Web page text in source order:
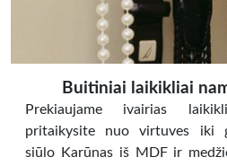
Buitiniai laikikliai
Prekiaujame ivairias
pritaikysite nuo virtuves iki
siūlo Karūnas iš MDF ir